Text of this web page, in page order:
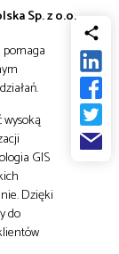
Sp. z o.o.
GIS
Dzięki
do